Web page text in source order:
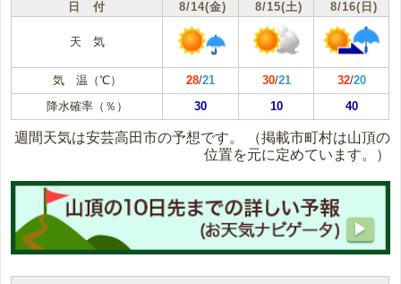
日 付 8/14(金) 8/15(土) 8/16(日)
天 気
気 温（℃） 28/21 30/21 32/20
降水確率（％）
30 10 40
週間天気は安芸高田市の予想です。
（掲載市町村は山頂の
位置を元に定めています。）